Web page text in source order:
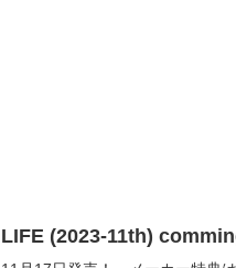
LIFE (2023-11th)